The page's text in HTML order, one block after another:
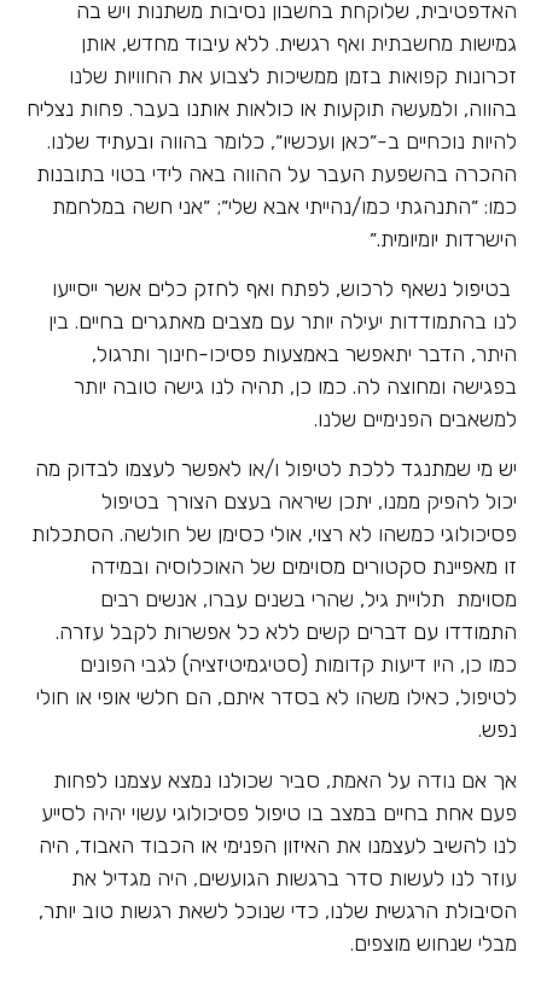
האדפטיבית, שלוקחת בחשבון נסיבות משתנות ויש בה
גמישות מחשבתית ואף רגשית. ללא עיבוד מחדש, אותן
זכרונות קפואות בזמן ממשיכות לצבוע את החוויות שלנו
בהווה, ולמעשה תוקעות או כולאות אותנו בעבר. פחות נצליח
להיות נוכחיים ב-״כאן ועכשיו״, כלומר בהווה ובעתיד שלנו.
ההכרה בהשפעת העבר על ההווה באה לידי בטוי בתובנות
כמו: ״התנהגתי כמו/נהייתי אבא שלי״; ״אני חשה במלחמת
הישרדות יומיומית.״
בטיפול נשאף לרכוש, לפתח ואף לחזק כלים אשר ייסייעו
לנו בהתמודדות יעילה יותר עם מצבים מאתגרים בחיים. בין
היתר, הדבר יתאפשר באמצעות פסיכו-חינוך ותרגול,
בפגישה ומחוצה לה. כמו כן, תהיה לנו גישה טובה יותר
למשאבים הפנימיים שלנו.
יש מי שמתנגד ללכת לטיפול ו/או לאפשר לעצמו לבדוק מה
יכול להפיק ממנו, יתכן שיראה בעצם הצורך בטיפול
פסיכולוגי כמשהו לא רצוי, אולי כסימן של חולשה. הסתכלות
זו מאפיינת סקטורים מסוימים של האוכלוסיה ובמידה
מסוימת תלויית גיל, שהרי בשנים עברו, אנשים רבים
התמודדו עם דברים קשים ללא כל אפשרות לקבל עזרה.
כמו כן, היו דיעות קדומות (סטיגמיטיזציה) לגבי הפונים
לטיפול, כאילו משהו לא בסדר איתם, הם חלשי אופי או חולי
נפש.
אך אם נודה על האמת, סביר שכולנו נמצא עצמנו לפחות
פעם אחת בחיים במצב בו טיפול פסיכולוגי עשוי יהיה לסייע
לנו להשיב לעצמנו את האיזון הפנימי או הכבוד האבוד, היה
עוזר לנו לעשות סדר ברגשות הגועשים, היה מגדיל את
הסיבולת הרגשית שלנו, כדי שנוכל לשאת רגשות טוב יותר,
מבלי שנחוש מוצפים.